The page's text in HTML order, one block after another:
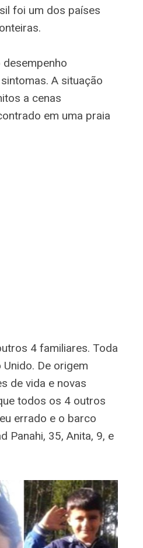
foi um dos países
A situação
a cenas
em uma praia
4 familiares. Toda
De origem
de vida e novas
todos os 4 outros
errado e o barco
Panahi, 35, Anita, 9, e